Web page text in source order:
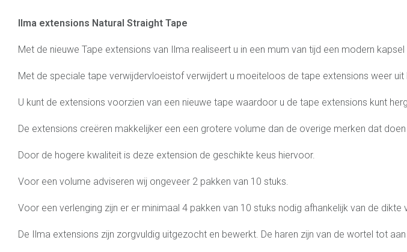
Ilma extensions Natural Straight Tape
Met de nieuwe Tape extensions van Ilma realiseert u in een mum van tijd een modern
Met de speciale tape verwijdervloeistof verwijdert u moeiteloos de tape extensions weer uit
U kunt de extensions voorzien van een nieuwe tape waardoor u de tape extensions kunt
De extensions creëren makkelijker een een grotere volume dan de overige merken dat
Door de hogere kwaliteit is deze extension de geschikte keus hiervoor.
Voor een volume adviseren wij ongeveer 2 pakken van 10 stuks.
Voor een verlenging zijn er er minimaal 4 pakken van 10 stuks nodig afhankelijk van de dikte
De Ilma extensions zijn zorgvuldig uitgezocht en bewerkt. De haren zijn van de wortel tot